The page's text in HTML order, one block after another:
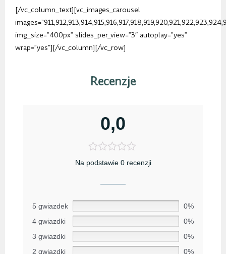
[/vc_column_text][vc_images_carousel
img_size=”400px” slides_per_view=”3″ autoplay=”yes”
wrap=”yes”][/vc_column][/vc_row]
Recenzje
0,0
Na podstawie 0 recenzji
5 gwiazdek
0%
4 gwiazdki
0%
3 gwiazdki
0%
2 gwiazdki
0%